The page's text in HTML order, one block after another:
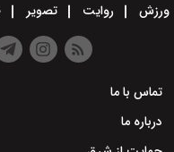
ورزش
روایت تصویر
تماس با ما
درباره ما